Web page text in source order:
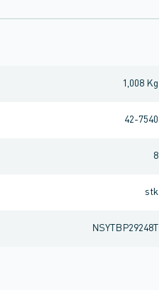
1,008 Kg
42-7540
8
stk
NSYTBP29248T